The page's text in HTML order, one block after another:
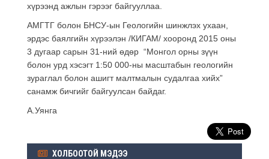
хүрээнд ажлын гэрээг байгууллаа.
АМГТГ болон БНСУ-ын Геологийн шинжлэх ухаан,
эрдэс баялгийн хүрээлэн /КИГАМ/ хооронд 2015 оны
3 дугаар сарын 31-ний өдөр “Монгол орны зүүн
болон урд хэсэгт 1:50 000-ны масштабын геологийн
зураглал болон ашигт малтмалын судалгаа хийх”
санамж бичгийг байгуулсан байдаг.
А.Уянга
ХОЛБООТОЙ МЭДЭЭ